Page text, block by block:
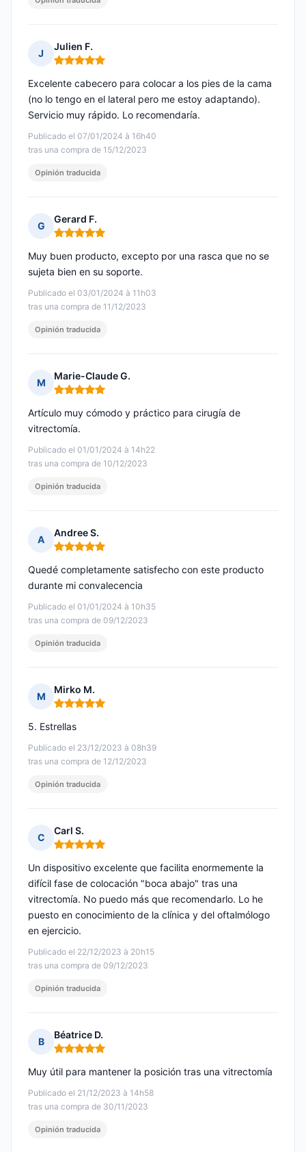
J
Julien F.
Nota: 5 de 5
Publicado el 07/01/2024 à 16h40
tras una compra de 15/12/2023
Excelente cabecero para colocar a los pies de la cama
(no lo tengo en el lateral pero me estoy adaptando).
Servicio muy rápido. Lo recomendaría.
Opinión traducida
G
Gerard F.
Nota: 5 de 5
Publicado el 03/01/2024 à 11h03
tras una compra de 11/12/2023
Muy buen producto, excepto por una rasca que no se
sujeta bien en su soporte.
Opinión traducida
M
Marie-Claude G.
Nota: 5 de 5
Publicado el 01/01/2024 à 14h22
tras una compra de 10/12/2023
Artículo muy cómodo y práctico para cirugía de
vitrectomía.
Opinión traducida
A
Andree S.
Nota: 5 de 5
Publicado el 01/01/2024 à 10h35
tras una compra de 09/12/2023
Quedé completamente satisfecho con este producto
durante mi convalecencia
Opinión traducida
M
Mirko M.
Nota: 5 de 5
Publicado el 23/12/2023 à 08h39
tras una compra de 12/12/2023
5. Estrellas
Opinión traducida
C
Carl S.
Nota: 5 de 5
Publicado el 22/12/2023 à 20h15
tras una compra de 09/12/2023
Un dispositivo excelente que facilita enormemente la
difícil fase de colocación "boca abajo" tras una
vitrectomía. No puedo más que recomendarlo. Lo he
puesto en conocimiento de la clínica y del oftalmólogo
en ejercicio.
Opinión traducida
B
Béatrice D.
Nota: 5 de 5
Publicado el 21/12/2023 à 14h58
tras una compra de 30/11/2023
Muy útil para mantener la posición tras una vitrectomía
Opinión traducida